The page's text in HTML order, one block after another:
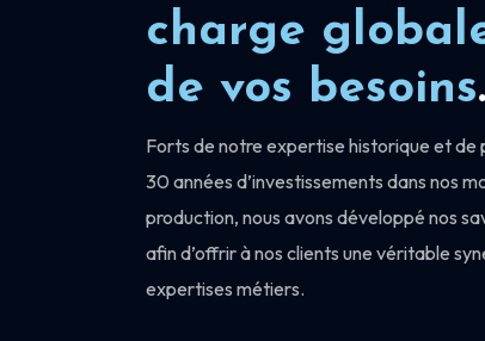
charge
de vos besoins.
Forts de notre expertise historique et de
30 années d’investissements dans nos
production, nous avons développé nos
afin d’offrir à nos clients une véritable
expertises métiers.